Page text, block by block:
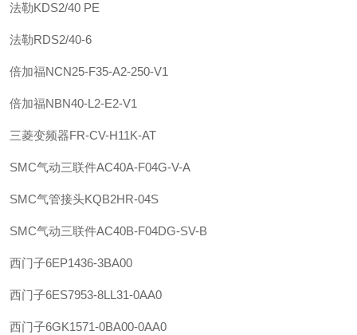
法勒KDS2/40 PE
法勒RDS2/40-6
倍加福NCN25-F35-A2-250-V1
倍加福NBN40-L2-E2-V1
三菱变频器FR-CV-H11K-AT
SMC气动三联件AC40A-F04G-V-A
SMC气管接头KQB2HR-04S
SMC气动三联件AC40B-F04DG-SV-B
西门子6EP1436-3BA00
西门子6ES7953-8LL31-0AA0
西门子6GK1571-0BA00-0AA0